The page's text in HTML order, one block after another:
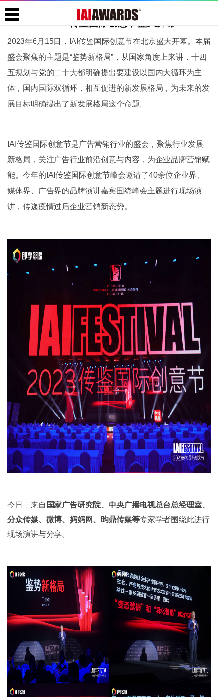
2023 IAI传鉴国际创意节盛大开幕！
2023年6月15日，IAI传鉴国际创意节在北京盛大开幕。本届
盛会聚焦的主题是“鉴势新格局”，从国家角度上来讲，十四
五规划与党的二十大都明确提出要建设以国内大循环为主
体，国内国际双循环，相互促进的新发展格局，为未来的发
展目标明确提出了新发展格局这个命题。
IAI传鉴国际创意节是广告营销行业的盛会，聚焦行业发展
新格局，关注广告行业前沿创意与内容，为企业品牌营销赋
能。今年的IAI传鉴国际创意节峰会邀请了40余位企业界、
媒体界、广告界的品牌演讲嘉宾围绕峰会主题进行现场演
讲，传递疫情过后企业营销新态势。
今日，来自 国家广告研究院、中央广播电视总台总经理室、
分众传媒、微博、妈妈网、昀鼎传媒等专家学者围绕此进行
现场演讲与分享。